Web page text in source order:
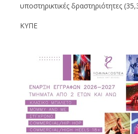
υποστηρικτικές δραστηριότητες
ΚΥΠΕ